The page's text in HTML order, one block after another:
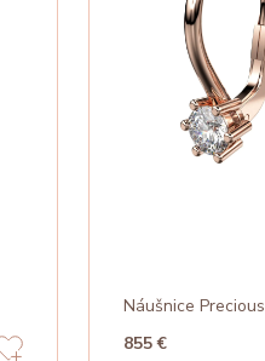
Náušnice Precious
855 €